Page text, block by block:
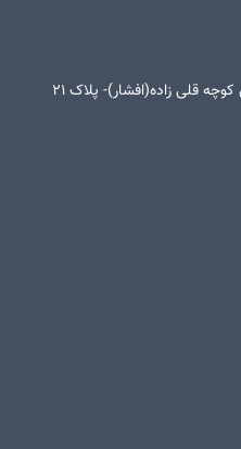
قلی زاده(افشار)- پلاک ۲۱